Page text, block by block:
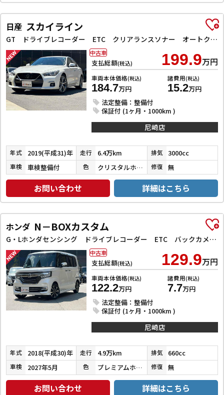
日産 スカイライン
GT ドライブレコーダー ETC クリアランスソナー オートクルーズコントロール 衝突被害軽減システム 全周囲カメラ ナビ TV アルミホイール オートライト LEDヘッドランプ サンルーフ AT
支払総額(税込) 199.9万円
車両本体価格(税込)
184.7万円
諸費用(税込)
15.2万円
法定整備：整備付
保証付 (1ヶ月・1000km )
中古車
尼崎店
年式 2019(平成31)年 走行 6.4万km 排気 3000cc
車検 車検整備付 色 クリスタルホワイトパール３コートパール 修復 無
お問い合わせ 詳細はこちら
ホンダ N－BOXカスタム
G・Lホンダセンシング ドライブレコーダー ETC バックカメラ 両側スライド・片側電動 ナビ TV クリアランスソナー オートクルーズコントロール レーンアシスト 衝突被害軽減システム オートライト スマートキー
支払総額(税込) 129.9万円
車両本体価格(税込)
122.2万円
諸費用(税込)
7.7万円
法定整備：整備付
保証付 (1ヶ月・1000km )
中古車
尼崎店
年式 2018(平成30)年 走行 4.9万km 排気 660cc
車検 2027年5月 色 プレミアムホワイトパールⅡ 修復 無
お問い合わせ 詳細はこちら